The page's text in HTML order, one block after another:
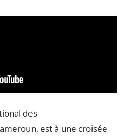
des
est à une croisée